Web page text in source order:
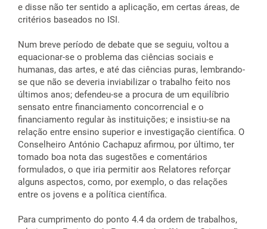
e disse não ter sentido a aplicação, em certas áreas, de
critérios baseados no ISI.
Num breve período de debate que se seguiu, voltou a
equacionar-se o problema das ciências sociais e
humanas, das artes, e até das ciências puras, lembrando-
se que não se deveria inviabilizar o trabalho feito nos
últimos anos; defendeu-se a procura de um equilíbrio
sensato entre financiamento concorrencial e o
financiamento regular às instituições; e insistiu-se na
relação entre ensino superior e investigação científica. O
Conselheiro António Cachapuz afirmou, por último, ter
tomado boa nota das sugestões e comentários
formulados, o que iria permitir aos Relatores reforçar
alguns aspectos, como, por exemplo, o das relações
entre os jovens e a política científica.
Para cumprimento do ponto 4.4 da ordem de trabalhos,